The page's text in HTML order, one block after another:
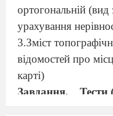
ортогональній (вид
урахування
3.Зміст
відомостей про
карті)
Завдання.
Тести